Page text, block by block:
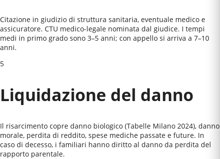
Citazione in giudizio di struttura sanitaria, eventuale medico e
assicuratore. CTU medico-legale nominata dal giudice. I tempi
medi in primo grado sono 3–5 anni; con appello si arriva a 7–10
anni.
5
Liquidazione del danno
Il risarcimento copre danno biologico (Tabelle Milano 2024), danno
morale, perdita di reddito, spese mediche passate e future. In
caso di decesso, i familiari hanno diritto al danno da perdita del
rapporto parentale.